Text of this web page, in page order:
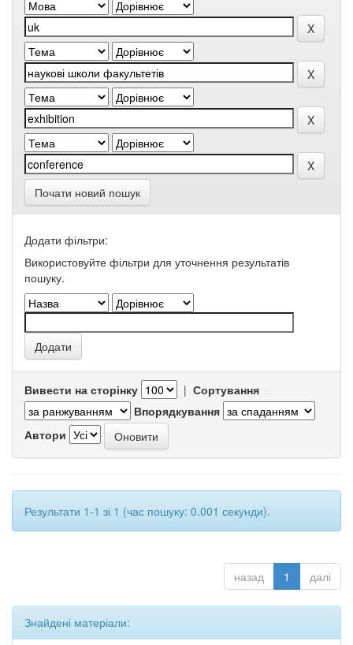
Почати новий пошук
Додати фільтри:
Використовуйте фільтри для уточнення результатів
пошуку.
Вивести на сторінку | Сортування
Впорядкування
Автори
Результати 1-1 зі 1 (час пошуку: 0.001 секунди).
назад 1 далі
Знайдені матеріали: